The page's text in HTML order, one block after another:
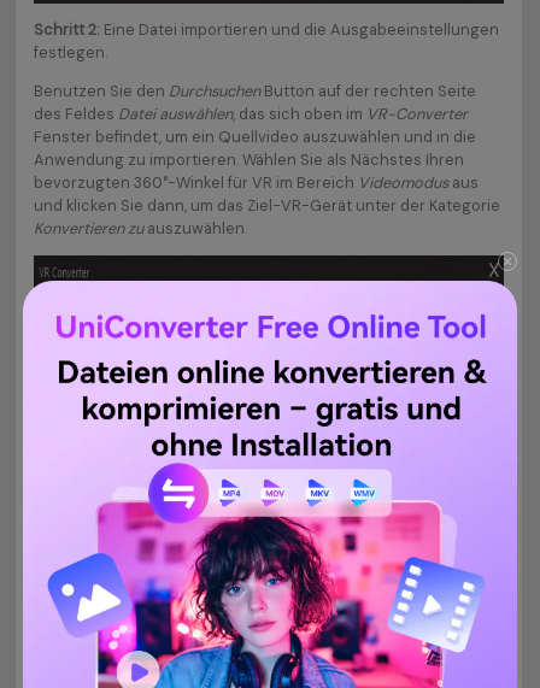
Schritt 2: Eine Datei importieren und die Ausgabeeinstellungen
festlegen.
Benutzen Sie den DurchsuchenButton auf der rechten Seite
des Feldes Datei auswählen, das sich oben im VR-Converter
Fenster befindet, um ein Quellvideo auszuwählen und in die
Anwendung zu importieren. Wählen Sie als Nächstes Ihren
bevorzugten 360°-Winkel für VR im Bereich Videomodusaus
und klicken Sie dann, um das Ziel-VR-Gerät unter der Kategorie
Konvertieren zuauszuwählen.